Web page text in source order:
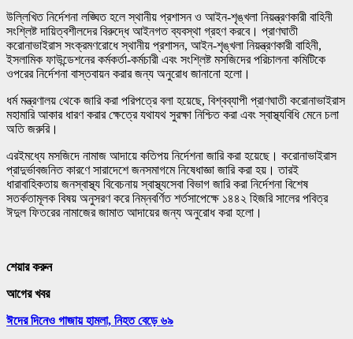
উল্লিখিত নির্দেশনা লঙ্ঘিত হলে স্থানীয় প্রশাসন ও আইন-শৃঙ্খলা নিয়ন্ত্রণকারী বাহিনী
সংশ্লিষ্ট দায়িত্বশীলদের বিরুদ্ধে আইনগত ব্যবস্থা গ্রহণ করবে। প্রাণঘাতী
করোনাভাইরাস সংক্রমণরোধে স্থানীয় প্রশাসন, আইন-শৃঙ্খলা নিয়ন্ত্রণকারী বাহিনী,
ইসলামিক ফাউন্ডেশনের কর্মকর্তা-কর্মচারী এবং সংশ্লিষ্ট মসজিদের পরিচালনা কমিটিকে
ওপরের নির্দেশনা বাস্তবায়ন করার জন্য অনুরোধ জানানো হলো।
ধর্ম মন্ত্রণালয় থেকে জারি করা পরিপত্রে বলা হয়েছে, বিশ্বব্যাপী প্রাণঘাতী করোনাভাইরাস
মহামারি আকার ধারণ করার ক্ষেত্রে যথাযথ সুরক্ষা নিশ্চিত করা এবং স্বাস্থ্যবিধি মেনে চলা
অতি জরুরি।
এরইমধ্যে মসজিদে নামাজ আদায়ে কতিপয় নির্দেশনা জারি করা হয়েছে। করোনাভাইরাস
প্রাদুর্ভাবজনিত কারণে সারাদেশে জনসমাগমে নিষেধাজ্ঞা জারি করা হয়। তারই
ধারাবাহিকতায় জনস্বাস্থ্য বিবেচনায় স্বাস্থ্যসেবা বিভাগ জারি করা নির্দেশনা বিশেষ
সতর্কতামূলক বিষয় অনুসরণ করে নিম্নবর্ণিত শর্তসাপেক্ষে ১৪৪২ হিজরি সালের পবিত্র
ঈদুল ফিতরের নামাজের জামাত আদায়ের জন্য অনুরোধ করা হলো।
শেয়ার করুন
আগের খবর
ঈদের দিনেও গাজায় হামলা, নিহত বেড়ে ৬৯